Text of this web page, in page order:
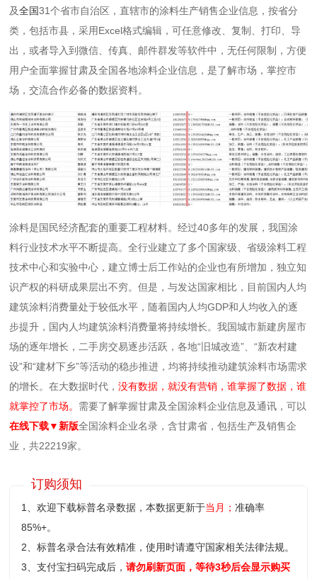
及全国31个省市自治区，直辖市的涂料生产销售企业信息，按省分
类，包括市县，采用Excel格式编辑，可任意修改、复制、打印、导
出，或者导入到微信、传真、邮件群发等软件中，无任何限制，方便
用户全面掌握甘肃及全国各地涂料企业信息，是了解市场，掌控市
场，交流合作必备的数据资料。
涂料是国民经济配套的重要工程材料。经过40多年的发展，我国涂
料行业技术水平不断提高。全行业建立了多个国家级、省级涂料工程
技术中心和实验中心，建立博士后工作站的企业也有所增加，独立知
识产权的科研成果层出不穷。但是，与发达国家相比，目前国内人均
建筑涂料消费量处于较低水平，随着国内人均GDP和人均收入的逐
步提升，国内人均建筑涂料消费量将持续增长。我国城市新建房屋市
场的逐年增长，二手房交易逐步活跃，各地“旧城改造”、“新农村建
设”和“建材下乡”等活动的稳步推进，均将持续推动建筑涂料市场需求
的增长。在大数据时代，没有数据，就没有营销，谁掌握了数据，谁
就掌控了市场。 需要了解掌握甘肃及全国涂料企业信息及通讯，可以
在线下载▼新版全国涂料企业名录，含甘肃省，包括生产及销售企
业，共22219家。
订购须知
1、欢迎下载标普名录数据，本数据更新于当月；准确率
85%+。
2、标普名录合法有效精准，使用时请遵守国家相关法律法规。
3、支付宝扫码完成后，请勿刷新页面，等待3秒后会显示购买